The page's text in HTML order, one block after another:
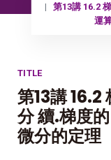
第13講 16.2
運
TITLE
第13講 16.2
分 續.梯度
微分的定理